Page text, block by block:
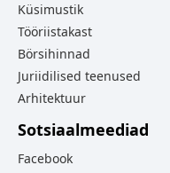
Küsimustik
Tööriistakast
Börsihinnad
Juriidilised teenused
Arhitektuur
Sotsiaalmeediad
Facebook